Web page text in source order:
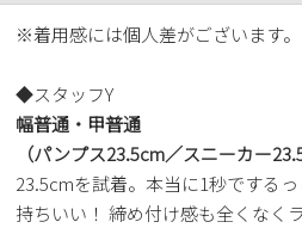
※着用感には個人差がございます。
◆スタッフY
幅普通・甲普通
（パンプス23.5cm／スニーカー
23.5cmを試着。本当に1秒でする
持ちいい！ 締め付け感も全くなく